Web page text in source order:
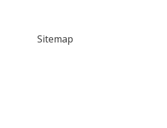
Sitemap